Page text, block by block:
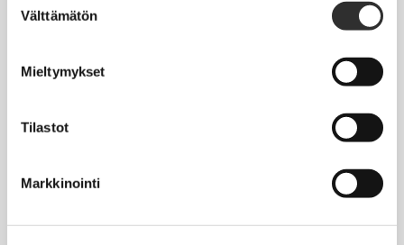
valinta
Välttämätön
Mieltymykset
Tilastot
Markkinointi
KirVESTES 2025-2028, KJTES sekä muut työ- ja
Palkkaus
Työttömyys ja lomautukset